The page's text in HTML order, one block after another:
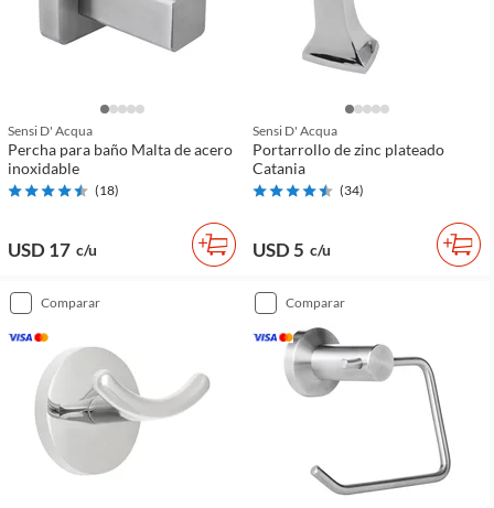
Sensi D' Acqua
Percha para baño Malta de acero
inoxidable
(18)
USD 17 c/u
Sensi D' Acqua
Portarrollo de zinc plateado
Catania
(34)
USD 5 c/u
comparar comparar